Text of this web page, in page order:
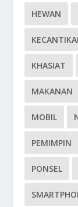
HEWAN
KHASIAT
MAKANAN
MOBIL
PEMIMPIN
PONSEL